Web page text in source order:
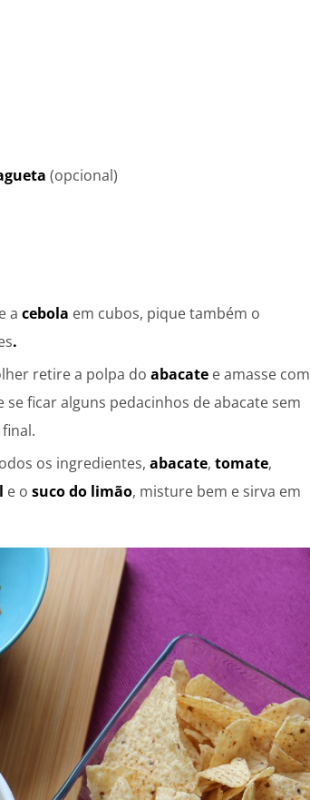
(opcional)
a cebola em cubos, pique também o
.
retire a polpa do abacatee amasse com
ficar alguns pedacinhos de abacate sem
os ingredientes, abacate, tomate,
e o suco do limão, misture bem e sirva em